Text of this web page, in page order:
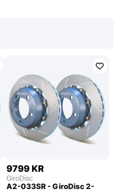
9799 KR
GiroDisc
A2-033SR - GiroDisc 2-